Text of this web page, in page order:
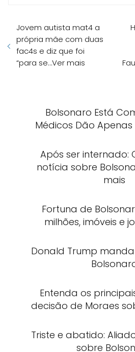
Jovem autista mat4 a
própria mãe com duas
fac4s e diz que foi
“para se…Ver mais
Bolsonaro Está
Médicos Dão Apenas
Após ser internado:
notícia sobre
mais
Fortuna de
milhões, imóveis e
Donald Trump
Entenda os
decisão de Moraes
Triste e abatido:
sobre